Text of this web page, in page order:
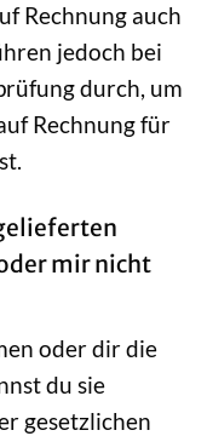
Rechnung auch
jedoch bei
durch, um
Rechnung für
mir nicht
oder dir die
du sie
gesetzlichen